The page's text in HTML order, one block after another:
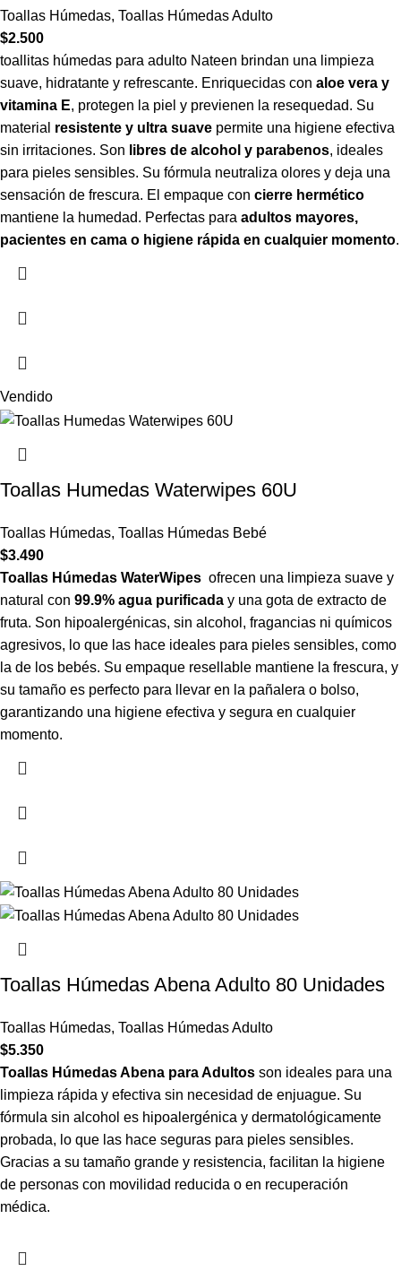
Toallas Húmedas, Toallas Húmedas Adulto
$2.500
toallitas húmedas para adulto Nateen brindan una limpieza
suave, hidratante y refrescante. Enriquecidas con aloe vera y
vitamina E, protegen la piel y previenen la resequedad. Su
material resistente y ultra suave permite una higiene efectiva
sin irritaciones. Son libres de alcohol y parabenos, ideales
para pieles sensibles. Su fórmula neutraliza olores y deja una
sensación de frescura. El empaque con cierre hermético
mantiene la humedad. Perfectas para adultos mayores,
pacientes en cama o higiene rápida en cualquier momento.
Vendido
Toallas Humedas Waterwipes 60U
Toallas Húmedas, Toallas Húmedas Bebé
$3.490
Toallas Húmedas WaterWipes ofrecen una limpieza suave y
natural con 99.9% agua purificada y una gota de extracto de
fruta. Son hipoalergénicas, sin alcohol, fragancias ni químicos
agresivos, lo que las hace ideales para pieles sensibles, como
la de los bebés. Su empaque resellable mantiene la frescura, y
su tamaño es perfecto para llevar en la pañalera o bolso,
garantizando una higiene efectiva y segura en cualquier
momento.
Toallas Húmedas Abena Adulto 80 Unidades
Toallas Húmedas, Toallas Húmedas Adulto
$5.350
Toallas Húmedas Abena para Adultos son ideales para una
limpieza rápida y efectiva sin necesidad de enjuague. Su
fórmula sin alcohol es hipoalergénica y dermatológicamente
probada, lo que las hace seguras para pieles sensibles.
Gracias a su tamaño grande y resistencia, facilitan la higiene
de personas con movilidad reducida o en recuperación
médica.